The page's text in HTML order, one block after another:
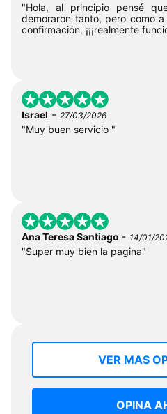
"Hola, al principio pensé
demoraron tanto, pero como
confirmación, ¡¡¡realmente
Israel - 27/03/2026
"Muy buen servicio "
Ana Teresa Santiago - 14/01/
"Super muy bien la pagina"
VER MAS
OPINA